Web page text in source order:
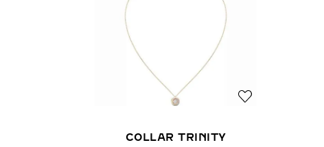
COLLAR TRINITY